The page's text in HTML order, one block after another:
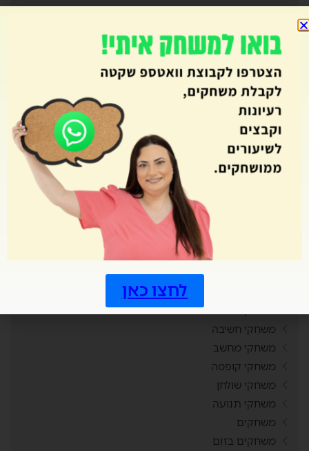
מחולל מבוך
מחולל מבוכים
מחולל סביבון
מחולל סולמות ונחשים
מחולל קובייה
מחולל קלפים
מחולל רביעיות
מחוללי משחקים
מיומנויות המאה ה21
מסביב ללוח השנה
משחקי חשיבה
משחקי מחשב
משחקי קופסה
משחקי שולחן
משחקי תנועה
משחקים
משחקים בזום
לחצו כאן